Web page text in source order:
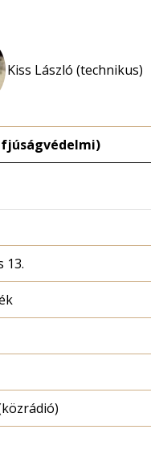
Kiss László (technikus)
13.